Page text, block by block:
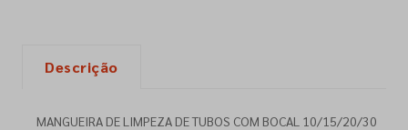
Descrição
MANGUEIRA DE LIMPEZA DE TUBOS COM BOCAL 10/15/20/30